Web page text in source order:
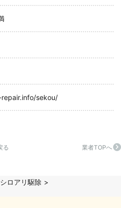
sekou/
る 業者TOPへ
シロアリ駆除